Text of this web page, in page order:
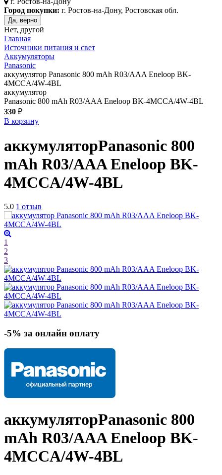
Город покупки: г. Ростов-на-Дону, Ростовская обл.
Да, верно
Нет, другой
Главная
Источники питания и свет
Аккумуляторы
Panasonic
аккумулятор Panasonic 800 mAh R03/AAA Eneloop BK-
4MCCA/4W-4BL
аккумулятор
Panasonic 800 mAh R03/AAA Eneloop BK-4MCCA/4W-4BL
330 ₽
В корзину
аккумуляторPanasonic 800
mAh R03/AAA Eneloop BK-
4MCCA/4W-4BL
5.0 1 отзыв
1
2
3
-5% за онлайн оплату
аккумуляторPanasonic 800
mAh R03/AAA Eneloop BK-
4MCCA/4W-4BL